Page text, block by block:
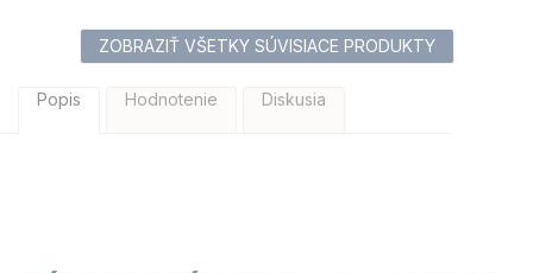
ZOBRAZIŤ VŠETKY SÚVISIACE PRODUKTY
Popis Hodnotenie Diskusia